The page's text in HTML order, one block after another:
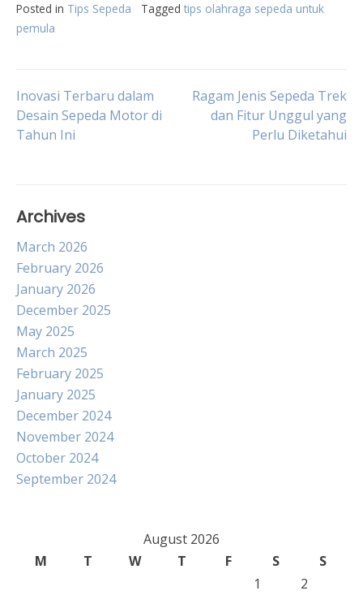
Posted in Tips Sepeda Tagged tips olahraga sepeda untuk
pemula
Post
navigation
Inovasi Terbaru dalam
Desain Sepeda Motor di
Tahun Ini
Ragam Jenis Sepeda Trek
dan Fitur Unggul yang
Perlu Diketahui
Archives
March 2026
February 2026
January 2026
December 2025
May 2025
March 2025
February 2025
January 2025
December 2024
November 2024
October 2024
September 2024
August 2026
M
T W T F S
S
1
2